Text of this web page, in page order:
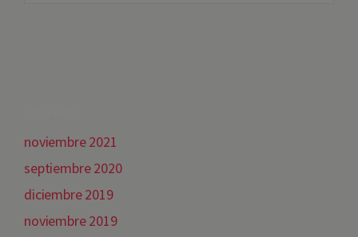
noviembre 2021
septiembre 2020
diciembre 2019
noviembre 2019